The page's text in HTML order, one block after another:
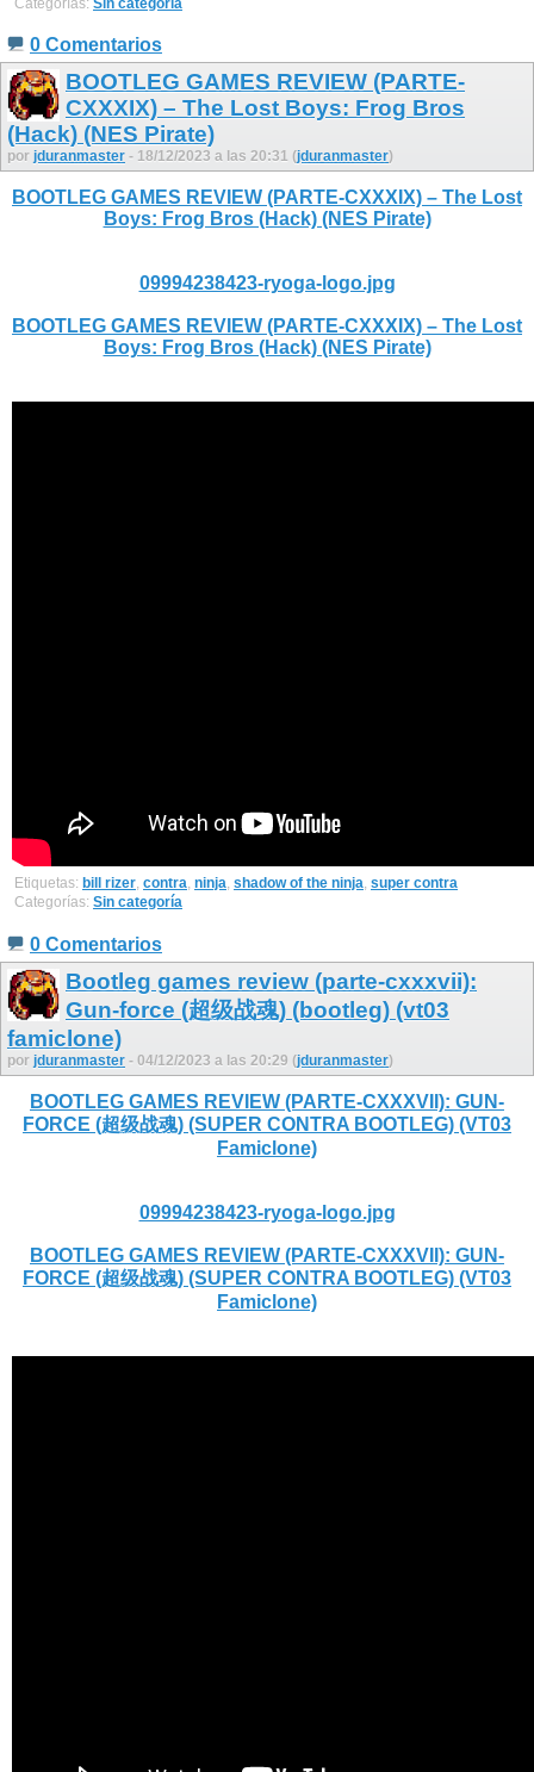
0 Comentarios
BOOTLEG GAMES REVIEW (PARTE-
CXXXIX) – The Lost Boys: Frog Bros
(Hack) (NES Pirate)
por jduranmaster - 18/12/2023 a las 20:31 (jduranmaster)
BOOTLEG GAMES REVIEW (PARTE-CXXXIX) – The Lost
Boys: Frog Bros (Hack) (NES Pirate)
09994238423-ryoga-logo.jpg
BOOTLEG GAMES REVIEW (PARTE-CXXXIX) – The Lost
Boys: Frog Bros (Hack) (NES Pirate)
Etiquetas: bill rizer, contra, ninja, shadow of the ninja, super contra
Categorías: Sin categoría
0 Comentarios
Bootleg games review (parte-cxxxvii):
Gun-force (超级战魂) (bootleg) (vt03
famiclone)
por jduranmaster - 04/12/2023 a las 20:29 (jduranmaster)
BOOTLEG GAMES REVIEW (PARTE-CXXXVII): GUN-
FORCE (超级战魂) (SUPER CONTRA BOOTLEG) (VT03
Famiclone)
09994238423-ryoga-logo.jpg
BOOTLEG GAMES REVIEW (PARTE-CXXXVII): GUN-
FORCE (超级战魂) (SUPER CONTRA BOOTLEG) (VT03
Famiclone)